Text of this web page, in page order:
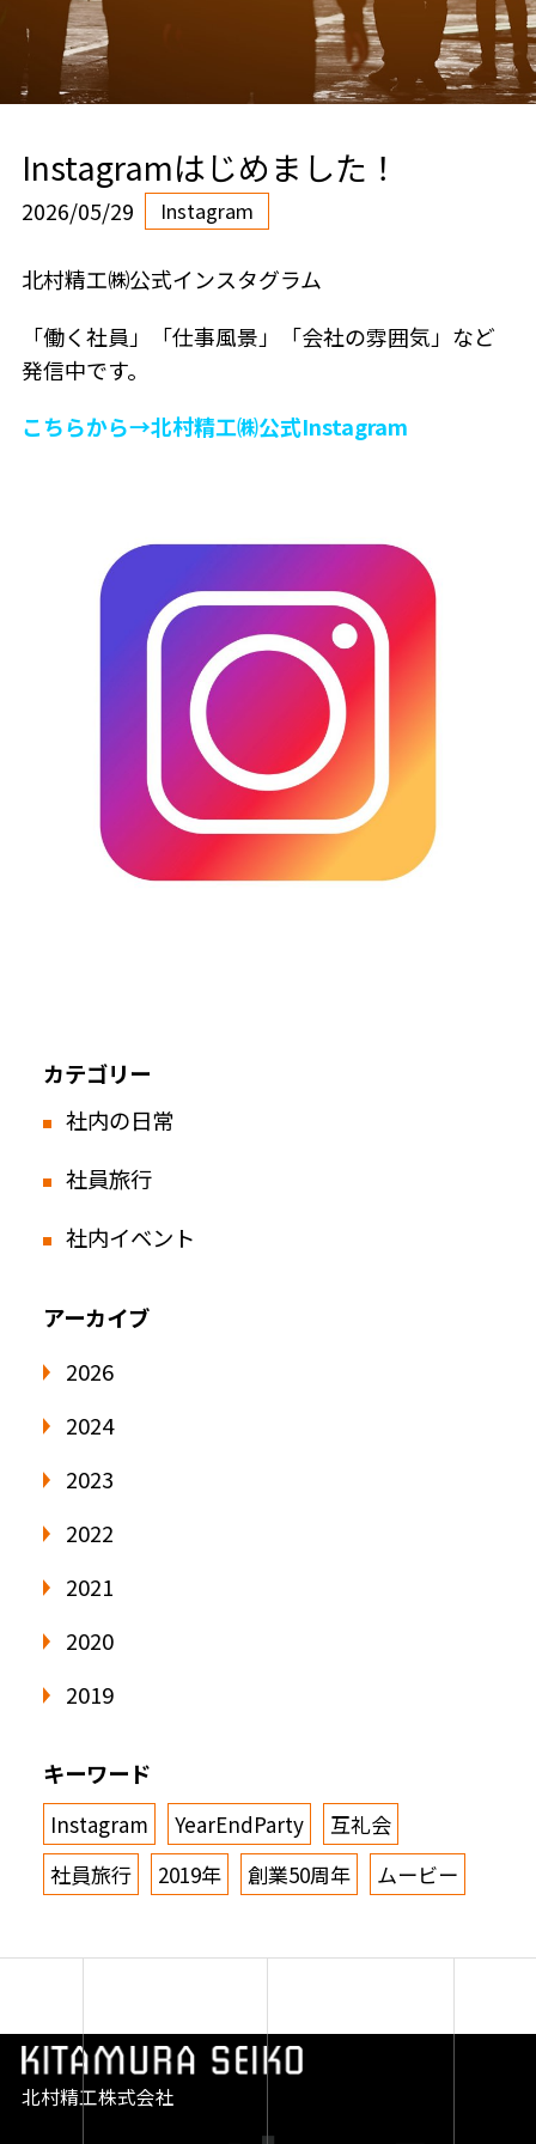
Instagramはじめました！
2026/05/29 Instagram
北村精工㈱公式インスタグラム
「働く社員」「仕事風景」「会社の雰囲気」など
発信中です。
こちらから→北村精工㈱公式Instagram
カテゴリー
社内の日常
社員旅行
社内イベント
アーカイブ
2026
2024
2023
2022
2021
2020
2019
キーワード
Instagram YearEndParty
互礼会
社員旅行
2019年 創業50周年 ムービー
北村精工株式会社